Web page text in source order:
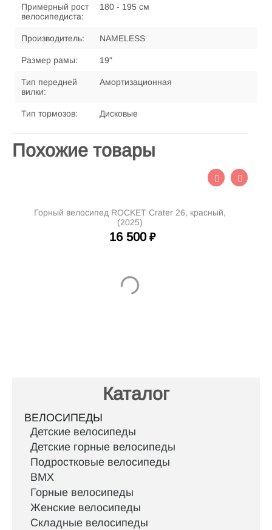
Примерный рост
велосипедиста:
180 - 195 см
Производитель: NAMELESS
Размер рамы: 19"
Тип передней
вилки:
Амортизационная
Тип тормозов: Дисковые
Похожие товары
Горный велосипед ROCKET Crater 26, красный,
(2025)
16 500 ₽
Каталог
ВЕЛОСИПЕДЫ
Детские велосипеды
Детские горные велосипеды
Подростковые велосипеды
BMX
Горные велосипеды
Женские велосипеды
Складные велосипеды